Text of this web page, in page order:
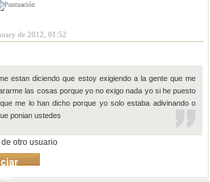
de 2012, 01:52
estan diciendo que estoy exigiendo a la gente que me
las cosas porque yo no exigo nada yo si he puesto
me lo han dicho porque yo solo estaba adivinando o
ponian ustedes
de otro usuario